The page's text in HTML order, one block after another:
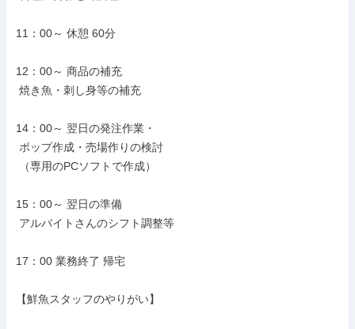
11：00～ 休憩 60分
12：00～ 商品の補充
14：00～ 翌日の発注作業・
15：00～ 翌日の準備
17：00 業務終了 帰宅
【鮮魚スタッフのやりがい】